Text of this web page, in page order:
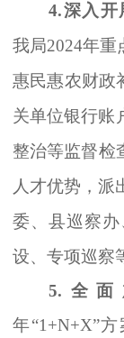
4.深入开
我局2024年重
惠民惠农财政
关单位银行账
整治等监督检
人才优势，派
委、县巡察
设、专项巡察
5. 全
年“1+N+X”